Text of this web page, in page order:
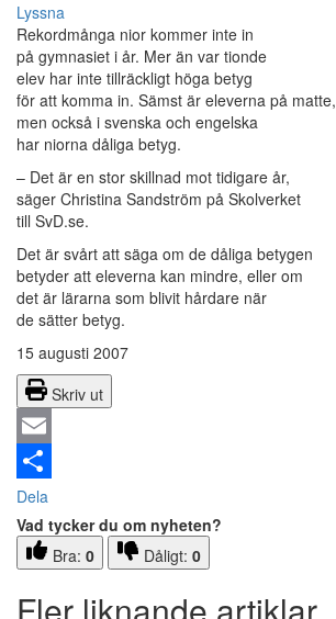
Lyssna
Rekordmånga nior kommer inte in
på gymnasiet i år. Mer än var tionde
elev har inte tillräckligt höga betyg
för att komma in. Sämst är eleverna på matte,
men också i svenska och engelska
har niorna dåliga betyg.
– Det är en stor skillnad mot tidigare år,
säger Christina Sandström på Skolverket
till SvD.se.
Det är svårt att säga om de dåliga betygen
betyder att eleverna kan mindre, eller om
det är lärarna som blivit hårdare när
de sätter betyg.
15 augusti 2007
Skriv ut
Email
Dela
Vad tycker du om nyheten?
Bra: 0 Dåligt: 0